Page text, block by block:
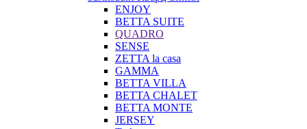
ENJOY
BETTA SUITE
QUADRO
SENSE
ZETTA la casa
GAMMA
BETTA VILLA
BETTA CHALET
BETTA MONTE
JERSEY